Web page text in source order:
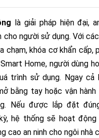
là giải pháp hiện đại,
cho người sử dụng. Với
chạm, khóa cơ khẩn cấp,
Home, người dùng
trình sử dụng. Ngay cả
bằng tay hoặc vận
Nếu được lắp đặt
hệ thống sẽ hoạt
cao an ninh cho ngôi nhà